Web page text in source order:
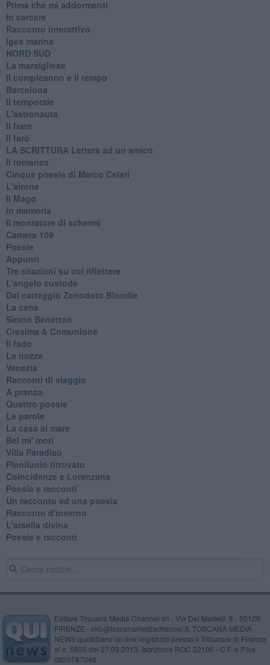
Prima che mi addormenti
In carcere
Racconto interattivo
Igea marina
​NORD SUD
La marsigliese
Il compleanno e il tempo
Barcelona
Il temporale
L'astronauta
Il frate
Il faro
​LA SCRITTURA Lettera ad un amico
Il romanzo
Cinque poesie di Marco Celati
L'airone
Il Mago
In memoria
Il montatore di schermi
Camera 109
Poesie
Appunti
Tre citazioni su cui riflettere
L'angelo custode
Dal carteggio Zenodoto Blondie
La cena
Simon Benetton
Cresima & Comunione
Il fado
Le nozze
Venezia
Racconti di viaggio
A pranzo
Quattro poesie
Le parole
La casa al mare
Bel mi' morì
Villa Paradiso
Plenilunio ritrovato
Coincidenze e Lorenzana
Poesie e racconti
Un racconto ed una poesia
Racconto d'inverno
​L'arsella divina
Poesie e racconti
Editore Toscana Media Channel srl - Via Dei Martelli, 8 - 50129
FIRENZE - info@toscanamediachannel.it. TOSCANA MEDIA
NEWS quotidiano on line registrato presso il Tribunale di Firenze
al n. 5935 del 27.09.2013. Iscrizione ROC 22105 - C.F. e P.Iva
0620787048